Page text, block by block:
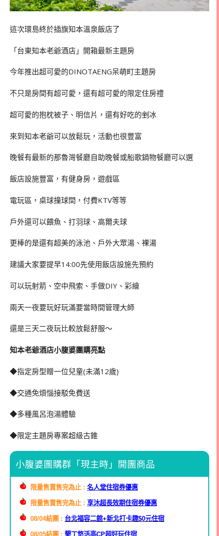
這次環島終於插旗知本溫泉飯店了
「台東知本老爺酒店」開箱最新主題房
今年推出超可愛的DINOTAENG呆萌町主題房
不只是房間有超可愛，還有超可愛的限定住房禮
超可愛的抱枕被子、明信片，還有好吃的剉冰
來到知本老爺可以放鬆玩，活動也很豐富
晚餐有最新的那魯灣餐廳自助晚餐或船歌鍋物餐廳可以選
飯店設施豐富，有健身房，遊戲區
電玩區，桌球撞球間，付費KTV等等
戶外還可以餵魚、打羽球、高爾夫球
更棒的是還有超美的泳池、戶外大眾湯、裸湯
建議大家要提早14:00先使用飯店設施先預約
可以玩射箭、空中飛索、手做DIY、彩繪
兩天一夜要玩好玩滿要當時間管理大師
還是三天二夜玩比較放鬆舒服～
知本老爺酒店小腹婆團購亮點
◆指定房型贈一位兒童(未滿12歲)
◆交通免煩惱接駁免費送
◆多種風呂泡湯體驗
◆限定主題房專案超級古錐
小腹婆團購群「現主時」開團商品
限量售賣售完為止 : 名人堂住宿券優惠
限量售賣售完為止 : 享沐超長效期住宿券優惠
08/04結團 : 台北福容二館+新北打卡趣$0元住宿
08/05結團 : 墾丁悠活高CP超好玩住宿